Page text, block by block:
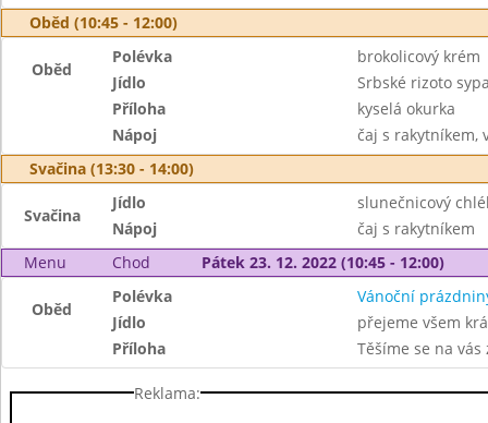
Oběd (10:45 - 12:00)
Oběd
Polévka
brokolicový krém
Jídlo
Srbské rizoto
Příloha
kyselá okurka
Nápoj
čaj s rakytníkem,
Svačina (13:30 - 14:00)
Svačina
Jídlo
slunečnicový
Nápoj
čaj s rakytníkem
Menu
Chod Pátek 23. 12. 2022 (10:45 - 12:00)
Oběd
Polévka
Vánoční
Jídlo
přejeme všem
Příloha
Těšíme se na vás
Reklama: